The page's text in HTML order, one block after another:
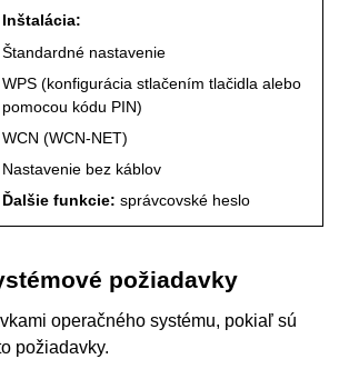
Inštalácia:
Štandardné nastavenie
WPS(konfigurácia stlačením tlačidla alebo
pomocou kódu PIN)
WCN (WCN-NET)
Nastavenie bez káblov
Ďalšie funkcie: správcovské heslo
požiadavky
operačného systému, pokiaľ sú
požiadavky.